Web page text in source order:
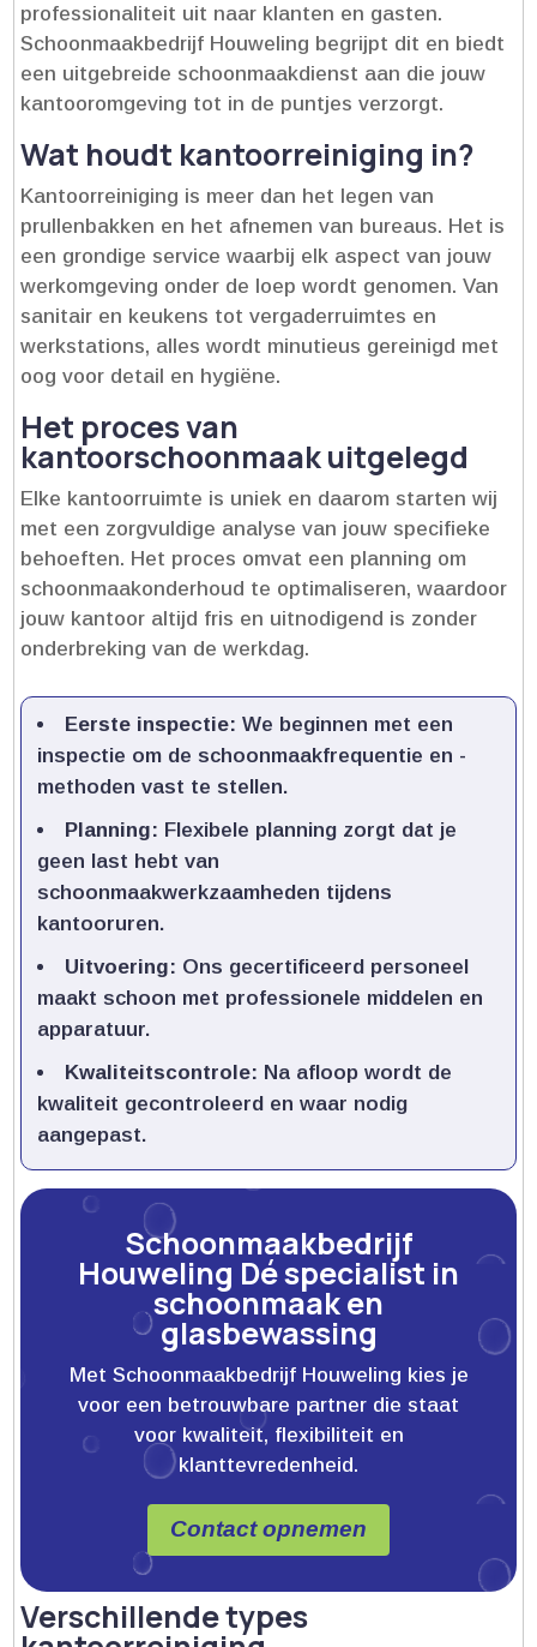
professionaliteit uit naar klanten en gasten.​
Schoonmaakbedrijf Houweling begrijpt dit en biedt
een uitgebreide schoonmaakdienst aan die jouw
kantooromgeving tot in de puntjes verzorgt.​
Wat houdt kantoorreiniging in?
Kantoorreiniging is meer dan het legen van
prullenbakken en het afnemen van bureaus.​ Het is
een grondige service waarbij elk aspect van jouw
werkomgeving onder de loep wordt genomen.​ Van
sanitair en keukens tot vergaderruimtes en
werkstations, alles wordt minutieus gereinigd met
oog voor detail en hygiëne.​
Het proces van
kantoorschoonmaak uitgelegd
Elke kantoorruimte is uniek en daarom starten wij
met een zorgvuldige analyse van jouw specifieke
behoeften.​ Het proces omvat een planning om
schoonmaakonderhoud te optimaliseren, waardoor
jouw kantoor altijd fris en uitnodigend is zonder
onderbreking van de werkdag.​
Eerste inspectie: We beginnen met een
inspectie om de schoonmaakfrequentie en -
methoden vast te stellen.​
Planning: Flexibele planning zorgt dat je
geen last hebt van
schoonmaakwerkzaamheden tijdens
kantooruren.​
Uitvoering: Ons gecertificeerd personeel
maakt schoon met professionele middelen en
apparatuur.​
Kwaliteitscontrole: Na afloop wordt de
kwaliteit gecontroleerd en waar nodig
aangepast.​
Schoonmaakbedrijf
Houweling Dé specialist in
schoonmaak en
glasbewassing
Met Schoonmaakbedrijf Houweling kies je
voor een betrouwbare partner die staat
voor kwaliteit, flexibiliteit en
klanttevredenheid.
Contact opnemen
Verschillende types